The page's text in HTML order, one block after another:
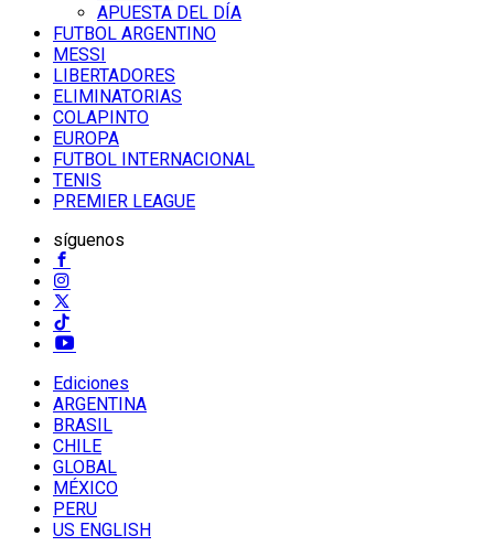
APUESTA DEL DÍA
FUTBOL ARGENTINO
MESSI
LIBERTADORES
ELIMINATORIAS
COLAPINTO
EUROPA
FUTBOL INTERNACIONAL
TENIS
PREMIER LEAGUE
síguenos
Ediciones
ARGENTINA
BRASIL
CHILE
GLOBAL
MÉXICO
PERU
US ENGLISH